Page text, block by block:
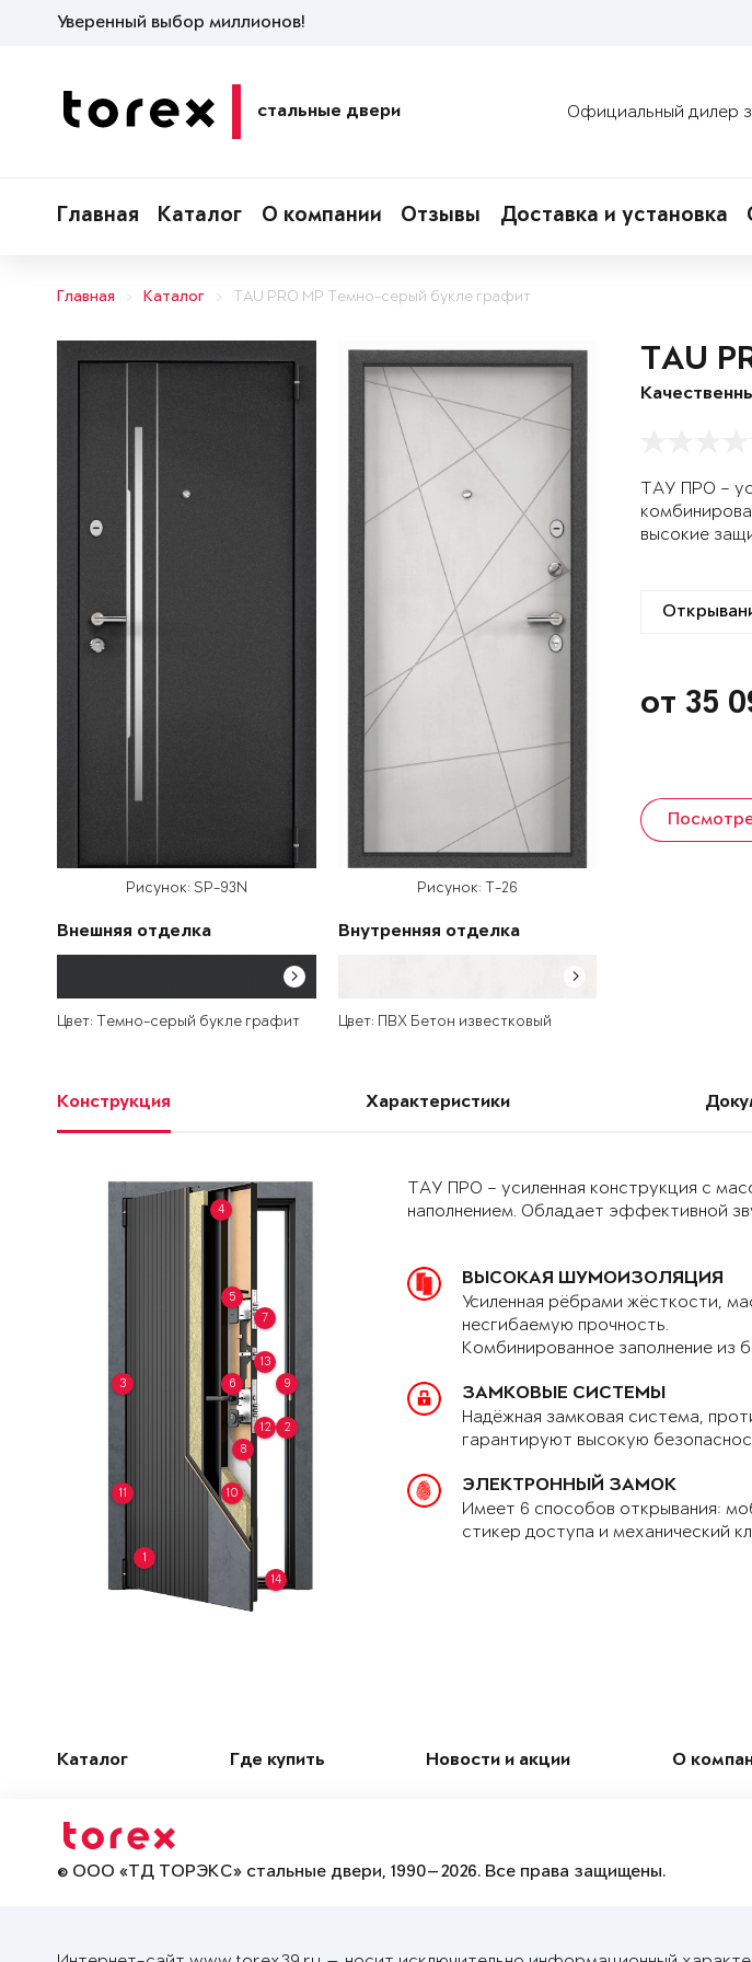
Уверенный выбор миллионов!
стальные двери Официальный дилер
Главная Каталог О компании Отзывы Доставка и установка
Главная Каталог TAU PRO MP Темно-серый букле графит
Рисунок: SP-93N
Внешняя отделка
Цвет: Темно-серый букле графит
Рисунок: T-26
Внутренняя отделка
Цвет: ПВХ Бетон известковый
TAU
ТАУ ПРО –
высокие
от 35
Конструкция Характеристики
1
2
3
4
5
6
7
8
9
10
11
12
13
14
ТАУ ПРО – усиленная конструкция с
наполнением. Обладает эффективной
ВЫСОКАЯ ШУМОИЗОЛЯЦИЯ
Усиленная рёбрами жёсткости,
несгибаемую прочность.
Комбинированное заполнение из
ЗАМКОВЫЕ СИСТЕМЫ
Надёжная замковая система,
гарантируют высокую
ЭЛЕКТРОННЫЙ ЗАМОК
Имеет 6 способов открывания:
стикер доступа и механический
Каталог Где купить Новости и акции О
© ООО «ТД ТОРЭКС» стальные двери, 1990—2026. Все права защищены.